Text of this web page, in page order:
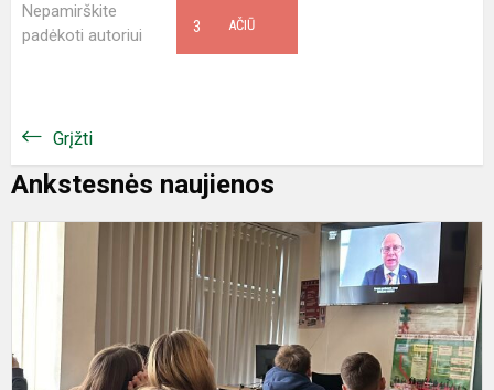
Nepamirškite
padėkoti autoriui
AČIŪ
3
Grįžti
Ankstesnės naujienos